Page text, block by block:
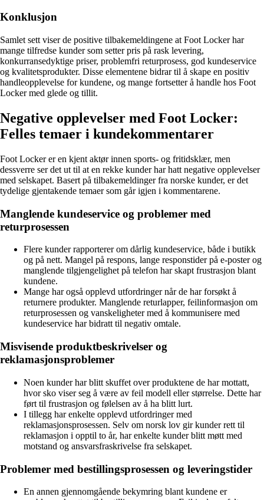
Konklusjon
Samlet sett viser de positive tilbakemeldingene at Foot Locker har
mange tilfredse kunder som setter pris på rask levering,
konkurransedyktige priser, problemfri returprosess, god kundeservice
og kvalitetsprodukter. Disse elementene bidrar til å skape en positiv
handleopplevelse for kundene, og mange fortsetter å handle hos Foot
Locker med glede og tillit.
Negative opplevelser med Foot Locker:
Felles temaer i kundekommentarer
Foot Locker er en kjent aktør innen sports- og fritidsklær, men
dessverre ser det ut til at en rekke kunder har hatt negative opplevelser
med selskapet. Basert på tilbakemeldinger fra norske kunder, er det
tydelige gjentakende temaer som går igjen i kommentarene.
Manglende kundeservice og problemer med
returprosessen
Flere kunder rapporterer om dårlig kundeservice, både i butikk
og på nett. Mangel på respons, lange responstider på e-poster og
manglende tilgjengelighet på telefon har skapt frustrasjon blant
kundene.
Mange har også opplevd utfordringer når de har forsøkt å
returnere produkter. Manglende returlapper, feilinformasjon om
returprosessen og vanskeligheter med å kommunisere med
kundeservice har bidratt til negativ omtale.
Misvisende produktbeskrivelser og
reklamasjonsproblemer
Noen kunder har blitt skuffet over produktene de har mottatt,
hvor sko viser seg å være av feil modell eller størrelse. Dette har
ført til frustrasjon og følelsen av å ha blitt lurt.
I tillegg har enkelte opplevd utfordringer med
reklamasjonsprosessen. Selv om norsk lov gir kunder rett til
reklamasjon i opptil to år, har enkelte kunder blitt møtt med
motstand og ansvarsfraskrivelse fra selskapet.
Problemer med bestillingsprosessen og leveringstider
En annen gjennomgående bekymring blant kundene er